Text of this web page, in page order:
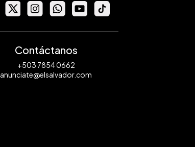
Contáctanos
+503 7854 0662
anunciate@elsalvador.com